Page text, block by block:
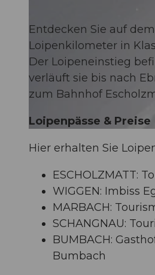
© Maurin Bisig, UNESCO Biosphäre Entlebuch
Entdecken Sie auf
Loipenkilometer in
Der Loipeneinstieg
verläuft sie bis nach
zum Bahnhof
Loipenpässe & Preise
Hier erhalten Sie
ESCHOLZMATT:
WIGGEN: Imbiss
MARBACH:
SCHANGNAU:
BUMBACH:
Bumbach